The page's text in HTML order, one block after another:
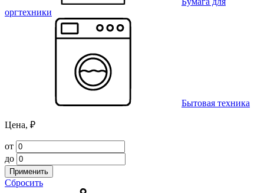
оргтехники
Бытовая техника
Цена, ₽
от
до
Применить
Сбросить